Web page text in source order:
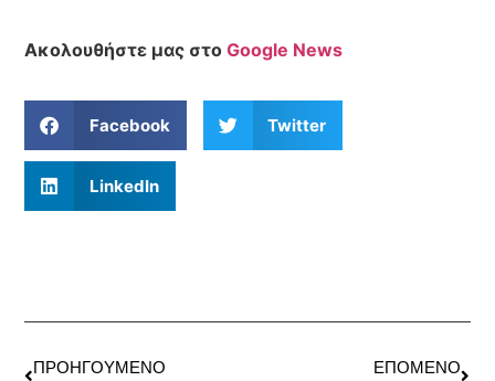
Ακολουθήστε μας στοGoogle News
Facebook Twitter
LinkedIn
ΠΡΟΗΓΟΎΜΕΝΟ ΕΠΌΜΕΝΟ